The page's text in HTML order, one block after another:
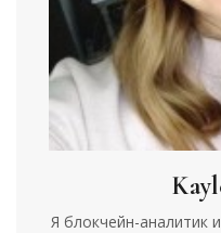
Я блокчейн-аналитик